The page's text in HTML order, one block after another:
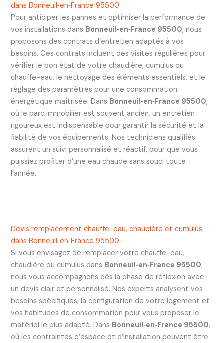
dans Bonneuil‑en‑France 95500
Pour anticiper les pannes et optimiser la performance de
vos installations dans Bonneuil‑en‑France 95500, nous
proposons des contrats d’entretien adaptés à vos
besoins. Ces contrats incluent des visites régulières pour
vérifier le bon état de votre chaudière, cumulus ou
chauffe-eau, le nettoyage des éléments essentiels, et le
réglage des paramètres pour une consommation
énergétique maîtrisée. Dans Bonneuil‑en‑France 95500,
où le parc immobilier est souvent ancien, un entretien
rigoureux est indispensable pour garantir la sécurité et la
fiabilité de vos équipements. Nos techniciens qualifiés
assurent un suivi personnalisé et réactif, pour que vous
puissiez profiter d’une eau chaude sans souci toute
l’année.
Devis remplacement chauffe-eau, chaudière et cumulus
dans Bonneuil‑en‑France 95500
Si vous envisagez de remplacer votre chauffe-eau,
chaudière ou cumulus dans Bonneuil‑en‑France 95500,
nous vous accompagnons dès la phase de réflexion avec
un devis clair et personnalisé. Nos experts analysent vos
besoins spécifiques, la configuration de votre logement et
vos habitudes de consommation pour vous proposer le
matériel le plus adapté. Dans Bonneuil‑en‑France 95500,
où les contraintes d’espace et d’installation peuvent être